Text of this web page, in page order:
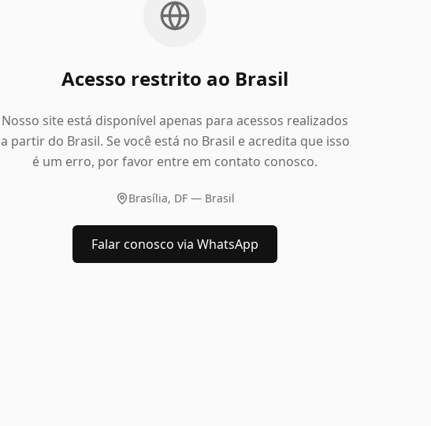
Acesso restrito ao Brasil
Nosso site está disponível apenas para acessos realizados
a partir do Brasil. Se você está no Brasil e acredita que isso
é um erro, por favor entre em contato conosco.
Brasília, DF — Brasil
Falar conosco via WhatsApp